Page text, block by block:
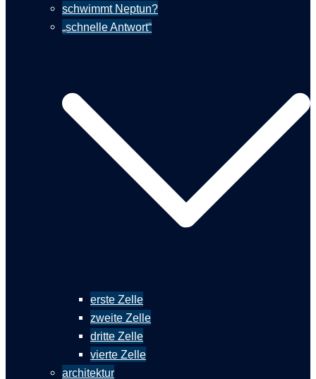
schwimmt Neptun?
„schnelle Antwort“
erste Zelle
zweite Zelle
dritte Zelle
vierte Zelle
architektur